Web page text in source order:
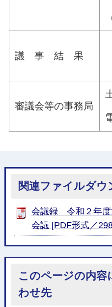
議 事 結 果
審議会等の事務局
関連ファイルダウ
会議録 令和２年度
会議 [PDF形式／
このページの内容
わせ先